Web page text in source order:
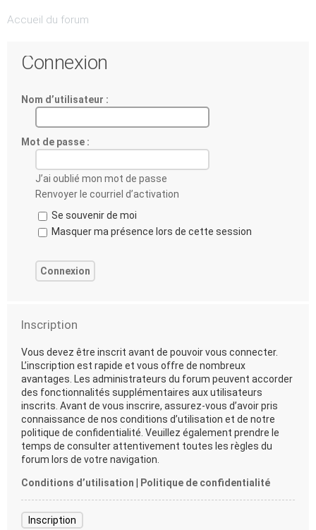
Accueil du forum
Connexion
Nom d’utilisateur :
Mot de passe :
J’ai oublié mon mot de passe
Renvoyer le courriel d’activation
Se souvenir de moi
Masquer ma présence lors de cette session
Inscription
Vous devez être inscrit avant de pouvoir vous connecter.
L’inscription est rapide et vous offre de nombreux
avantages. Les administrateurs du forum peuvent accorder
des fonctionnalités supplémentaires aux utilisateurs
inscrits. Avant de vous inscrire, assurez-vous d’avoir pris
connaissance de nos conditions d’utilisation et de notre
politique de confidentialité. Veuillez également prendre le
temps de consulter attentivement toutes les règles du
forum lors de votre navigation.
Conditions d’utilisation Politique de confidentialité
Inscription